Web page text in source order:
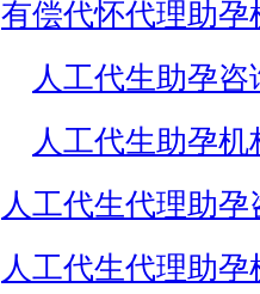
有偿代怀代理助孕
人工代生助孕咨
人工代生助孕机
人工代生代理助孕
人工代生代理助孕